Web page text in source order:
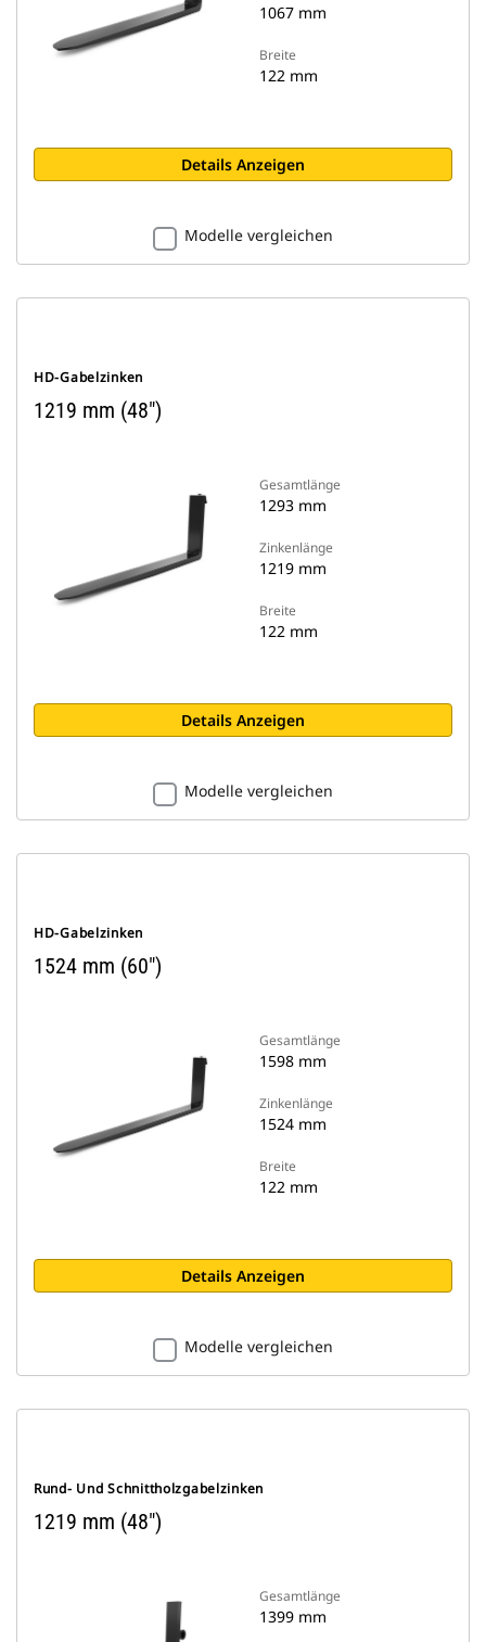
1067 mm
Breite
122 mm
Details Anzeigen
Modelle vergleichen
HD-Gabelzinken
1219 mm (48")
Gesamtlänge
1293 mm
Zinkenlänge
1219 mm
Breite
122 mm
Details Anzeigen
Modelle vergleichen
HD-Gabelzinken
1524 mm (60")
Gesamtlänge
1598 mm
Zinkenlänge
1524 mm
Breite
122 mm
Details Anzeigen
Modelle vergleichen
Rund- Und Schnittholzgabelzinken
1219 mm (48")
Gesamtlänge
1399 mm